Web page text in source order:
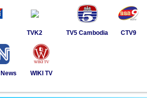
TVK2 TV5 Cambodia CTV9
WIKI TV